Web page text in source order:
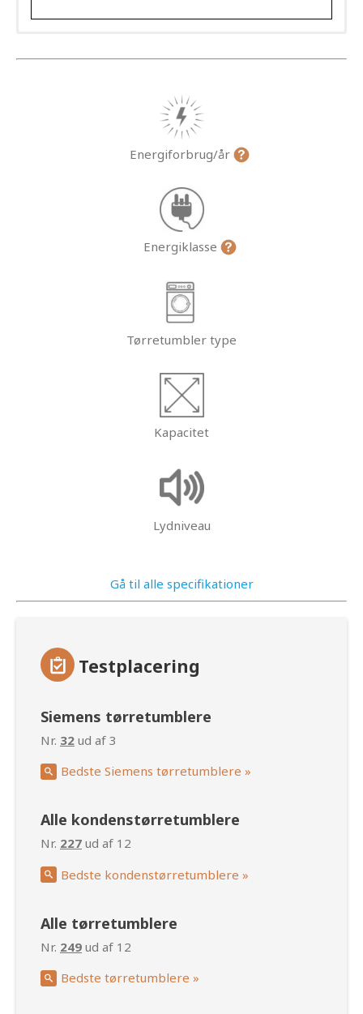
Energiforbrug/år
Energiklasse
Tørretumbler type
Kapacitet
Lydniveau
Gå til alle specifikationer
Testplacering
Siemens tørretumblere
Nr. 32 ud af 3
Bedste Siemens tørretumblere »
Alle kondenstørretumblere
Nr. 227 ud af 12
Bedste kondenstørretumblere »
Alle tørretumblere
Nr. 249 ud af 12
Bedste tørretumblere »